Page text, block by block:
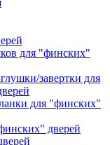
для "финских"
завертки для
для "финских"
дверей